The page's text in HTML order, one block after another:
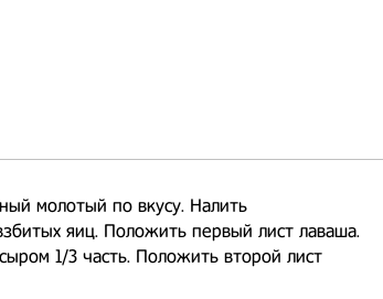
молотый по вкусу. Налить
яиц. Положить первый лист лаваша.
1/3 часть. Положить второй лист